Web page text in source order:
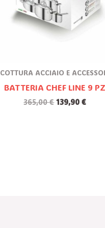
COTTURA ACCIAIO E
BATTERIA CHEF LINE 9
365,00€ 139,90€